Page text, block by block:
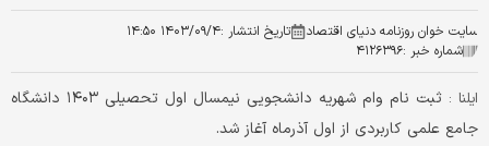
سایت خوان روزنامه دنیای اقتصاد تاریخ انتشار :۱۴۰۳/۰۹/۴ ۱۴:۵۰
شماره خبر :۴۱۲۶۳۹۶
ایلنا :
ثبت نام وام شهریه دانشجویی نیمسال اول تحصیلی ۱۴۰۳ دانشگاه
جامع علمی کاربردی از اول آذرماه آغاز شد.